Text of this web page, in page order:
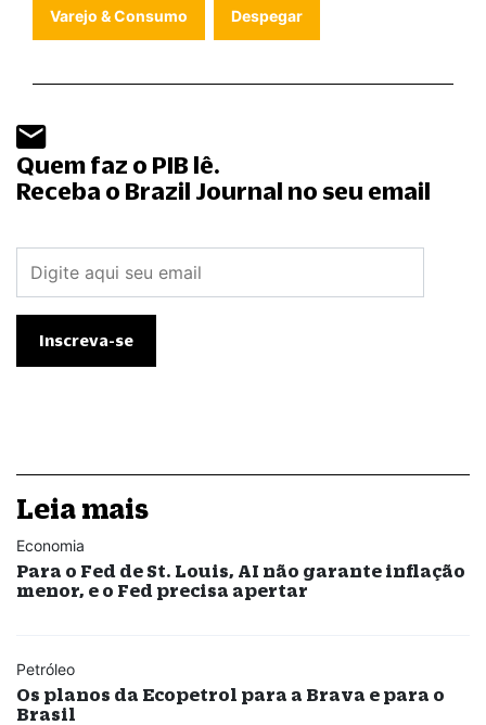
Varejo & Consumo Despegar
Quem faz o PIB lê.
Receba o Brazil Journal no seu email
Leia mais
Economia
Para o Fed de St. Louis, AI não garante inflação
menor, e o Fed precisa apertar
Petróleo
Os planos da Ecopetrol para a Brava e para o
Brasil